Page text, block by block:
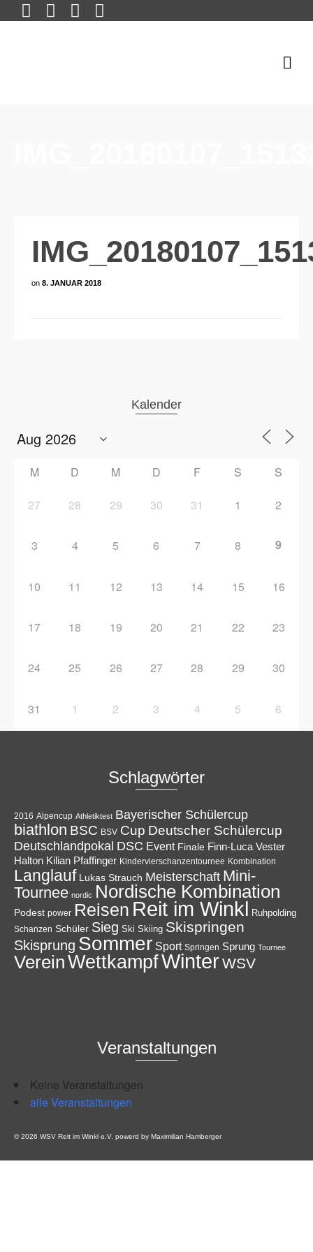
on 8. JANUAR 2018
Kalender
M D M D F S S
27 28 29 30 31 1 2
3 4 5 6 7 8 9
10 11 12 13 14 15 16
17 18 19 20 21 22 23
24 25 26 27 28 29 30
31 1 2 3 4 5 6
Schlagwörter
2016 Alpencup Athletiktest Bayerischer Schülercup
biathlon BSC BSV Cup Deutscher Schülercup
Deutschlandpokal DSC Event Finale Finn-Luca Vester
Halton Kilian Pfaffinger Kindervierschanzentournee Kombination
Langlauf Lukas Strauch Meisterschaft Mini-
Tournee nordic Nordische Kombination
Podest power Reisen Reit im Winkl Ruhpolding
Schanzen Schüler Sieg Ski Skiing Skispringen
Skisprung Sommer Sport Springen Sprung Tournee
VereinWettkampfWinterWSV
Veranstaltungen
Keine Veranstaltungen
alle Veranstaltungen
© 2026 WSV Reit im Winkl e.V. powerd by Maximilian Hamberger